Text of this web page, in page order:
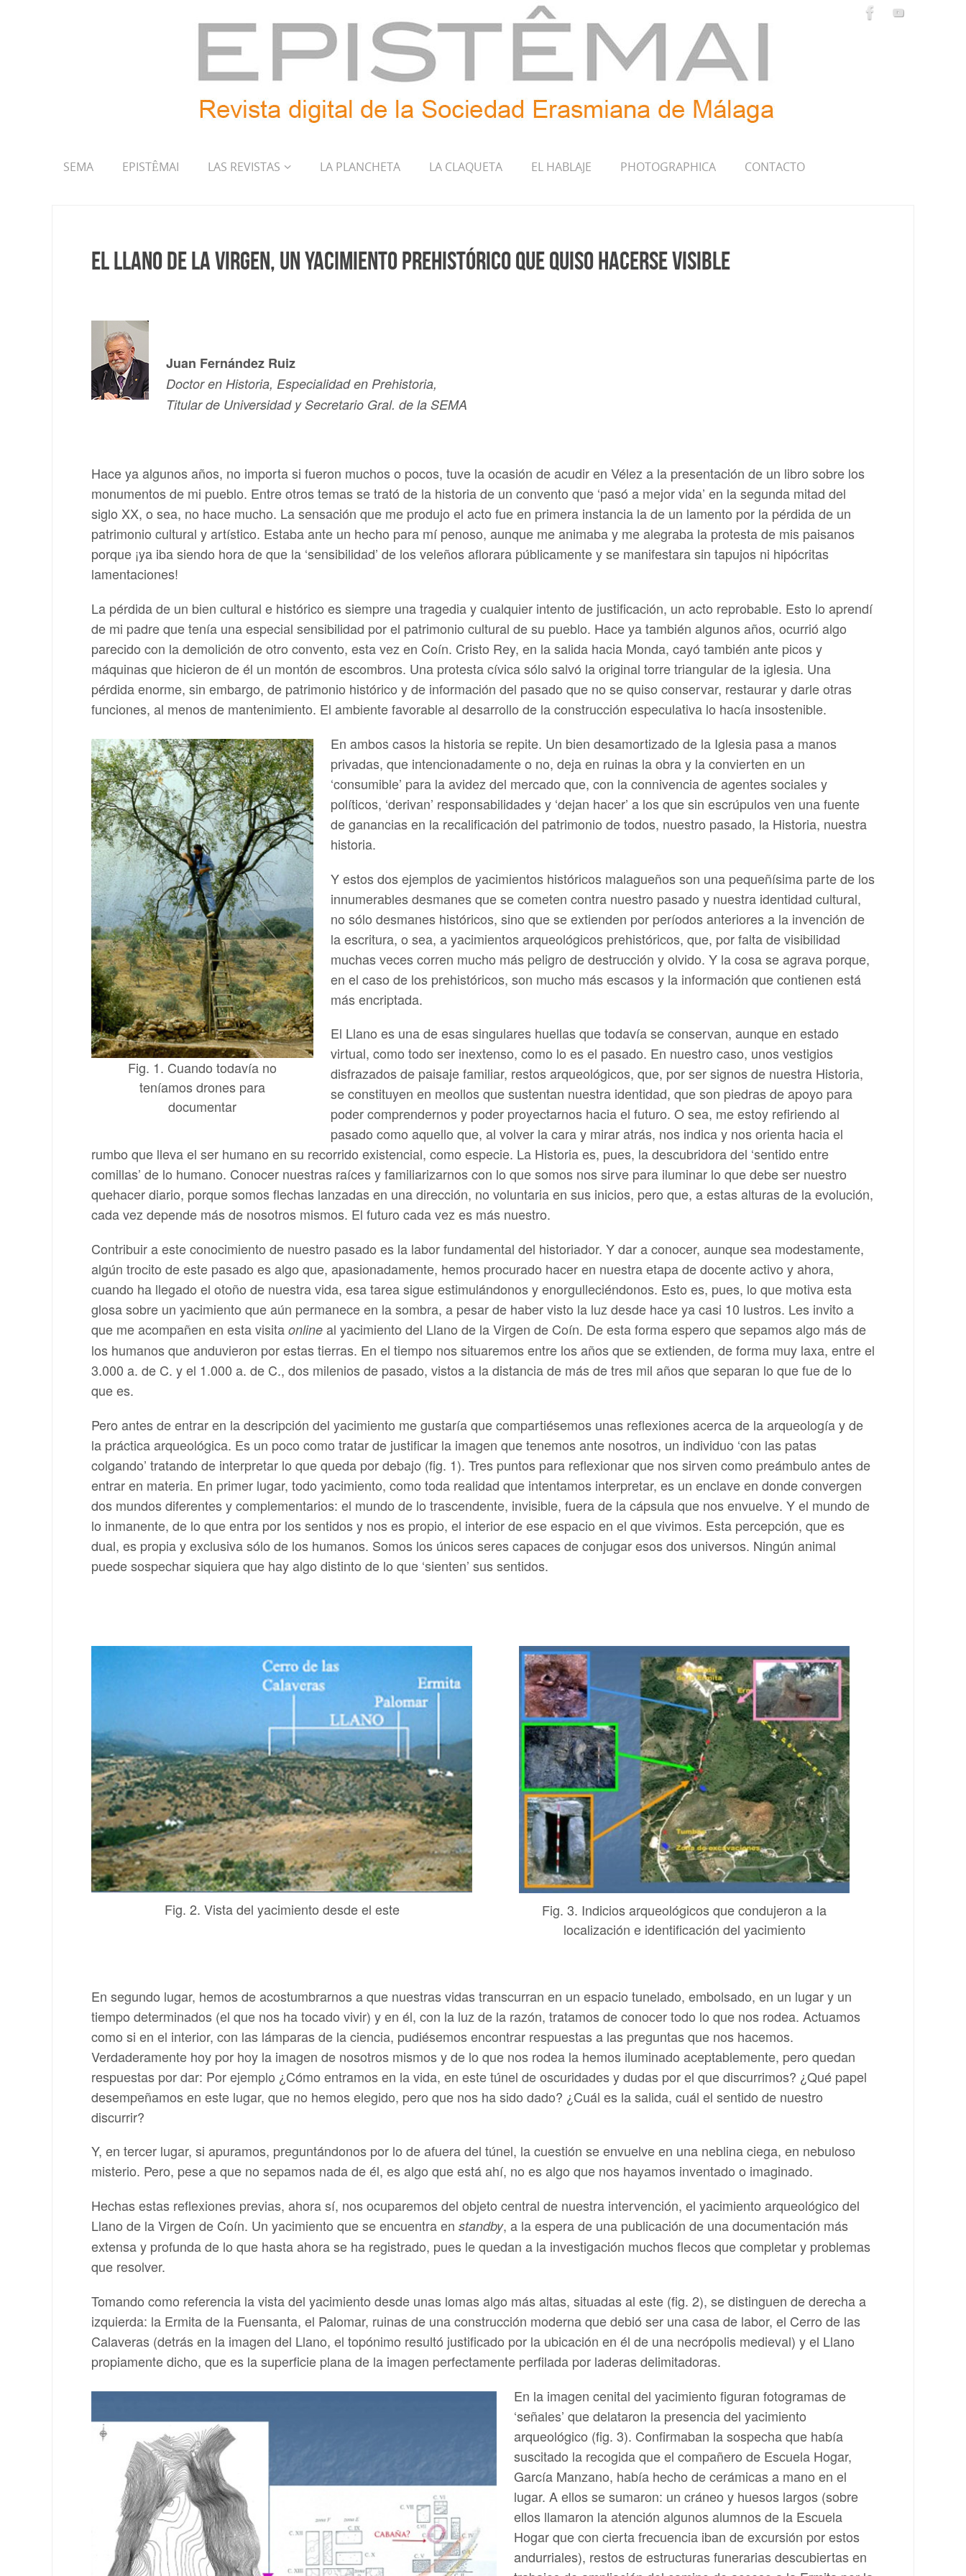
SEMA EPISTÊMAI LAS REVISTAS LA PLANCHETA LA CLAQUETA EL HABLAJE PHOTOGRAPHICA CONTACTO
El Llano de la Virgen, un yacimiento prehistórico que quiso hacerse visible
Juan Fernández Ruiz
Doctor en Historia, Especialidad en Prehistoria,
Titular de Universidad y Secretario Gral. de la SEMA
Hace ya algunos años, no importa si fueron muchos o pocos, tuve la ocasión de acudir en Vélez a la presentación de un libro sobre los
monumentos de mi pueblo. Entre otros temas se trató de la historia de un convento que ‘pasó a mejor vida’ en la segunda mitad del
siglo XX, o sea, no hace mucho. La sensación que me produjo el acto fue en primera instancia la de un lamento por la pérdida de un
patrimonio cultural y artístico. Estaba ante un hecho para mí penoso, aunque me animaba y me alegraba la protesta de mis paisanos
porque ¡ya iba siendo hora de que la ‘sensibilidad’ de los veleños aflorara públicamente y se manifestara sin tapujos ni hipócritas
lamentaciones!
La pérdida de un bien cultural e histórico es siempre una tragedia y cualquier intento de justificación, un acto reprobable. Esto lo aprendí
de mi padre que tenía una especial sensibilidad por el patrimonio cultural de su pueblo. Hace ya también algunos años, ocurrió algo
parecido con la demolición de otro convento, esta vez en Coín. Cristo Rey, en la salida hacia Monda, cayó también ante picos y
máquinas que hicieron de él un montón de escombros. Una protesta cívica sólo salvó la original torre triangular de la iglesia. Una
pérdida enorme, sin embargo, de patrimonio histórico y de información del pasado que no se quiso conservar, restaurar y darle otras
funciones, al menos de mantenimiento. El ambiente favorable al desarrollo de la construcción especulativa lo hacía insostenible.
Fig. 1. Cuando todavía no
teníamos drones para
documentar
En ambos casos la historia se repite. Un bien desamortizado de la Iglesia pasa a manos
privadas, que intencionadamente o no, deja en ruinas la obra y la convierten en un
‘consumible’ para la avidez del mercado que, con la connivencia de agentes sociales y
políticos, ‘derivan’ responsabilidades y ‘dejan hacer’ a los que sin escrúpulos ven una fuente
de ganancias en la recalificación del patrimonio de todos, nuestro pasado, la Historia, nuestra
historia.
Y estos dos ejemplos de yacimientos históricos malagueños son una pequeñísima parte de los
innumerables desmanes que se cometen contra nuestro pasado y nuestra identidad cultural,
no sólo desmanes históricos, sino que se extienden por períodos anteriores a la invención de
la escritura, o sea, a yacimientos arqueológicos prehistóricos, que, por falta de visibilidad
muchas veces corren mucho más peligro de destrucción y olvido. Y la cosa se agrava porque,
en el caso de los prehistóricos, son mucho más escasos y la información que contienen está
más encriptada.
El Llano es una de esas singulares huellas que todavía se conservan, aunque en estado
virtual, como todo ser inextenso, como lo es el pasado. En nuestro caso, unos vestigios
disfrazados de paisaje familiar, restos arqueológicos, que, por ser signos de nuestra Historia,
se constituyen en meollos que sustentan nuestra identidad, que son piedras de apoyo para
poder comprendernos y poder proyectarnos hacia el futuro. O sea, me estoy refiriendo al
pasado como aquello que, al volver la cara y mirar atrás, nos indica y nos orienta hacia el
rumbo que lleva el ser humano en su recorrido existencial, como especie. La Historia es, pues, la descubridora del ‘sentido entre
comillas’ de lo humano. Conocer nuestras raíces y familiarizarnos con lo que somos nos sirve para iluminar lo que debe ser nuestro
quehacer diario, porque somos flechas lanzadas en una dirección, no voluntaria en sus inicios, pero que, a estas alturas de la evolución,
cada vez depende más de nosotros mismos. El futuro cada vez es más nuestro.
Contribuir a este conocimiento de nuestro pasado es la labor fundamental del historiador. Y dar a conocer, aunque sea modestamente,
algún trocito de este pasado es algo que, apasionadamente, hemos procurado hacer en nuestra etapa de docente activo y ahora,
cuando ha llegado el otoño de nuestra vida, esa tarea sigue estimulándonos y enorgulleciéndonos. Esto es, pues, lo que motiva esta
glosa sobre un yacimiento que aún permanece en la sombra, a pesar de haber visto la luz desde hace ya casi 10 lustros. Les invito a
que me acompañen en esta visita online al yacimiento del Llano de la Virgen de Coín. De esta forma espero que sepamos algo más de
los humanos que anduvieron por estas tierras. En el tiempo nos situaremos entre los años que se extienden, de forma muy laxa, entre el
3.000 a. de C. y el 1.000 a. de C., dos milenios de pasado, vistos a la distancia de más de tres mil años que separan lo que fue de lo
que es.
Pero antes de entrar en la descripción del yacimiento me gustaría que compartiésemos unas reflexiones acerca de la arqueología y de
la práctica arqueológica. Es un poco como tratar de justificar la imagen que tenemos ante nosotros, un individuo ‘con las patas
colgando’ tratando de interpretar lo que queda por debajo (fig. 1). Tres puntos para reflexionar que nos sirven como preámbulo antes de
entrar en materia. En primer lugar, todo yacimiento, como toda realidad que intentamos interpretar, es un enclave en donde convergen
dos mundos diferentes y complementarios: el mundo de lo trascendente, invisible, fuera de la cápsula que nos envuelve. Y el mundo de
lo inmanente, de lo que entra por los sentidos y nos es propio, el interior de ese espacio en el que vivimos. Esta percepción, que es
dual, es propia y exclusiva sólo de los humanos. Somos los únicos seres capaces de conjugar esos dos universos. Ningún animal
puede sospechar siquiera que hay algo distinto de lo que ‘sienten’ sus sentidos.
Fig. 2. Vista del yacimiento desde el este
Fig. 3. Indicios arqueológicos que condujeron a la
localización e identificación del yacimiento
En segundo lugar, hemos de acostumbrarnos a que nuestras vidas transcurran en un espacio tunelado, embolsado, en un lugar y un
tiempo determinados (el que nos ha tocado vivir) y en él, con la luz de la razón, tratamos de conocer todo lo que nos rodea. Actuamos
como si en el interior, con las lámparas de la ciencia, pudiésemos encontrar respuestas a las preguntas que nos hacemos.
Verdaderamente hoy por hoy la imagen de nosotros mismos y de lo que nos rodea la hemos iluminado aceptablemente, pero quedan
respuestas por dar: Por ejemplo ¿Cómo entramos en la vida, en este túnel de oscuridades y dudas por el que discurrimos? ¿Qué papel
desempeñamos en este lugar, que no hemos elegido, pero que nos ha sido dado? ¿Cuál es la salida, cuál el sentido de nuestro
discurrir?
Y, en tercer lugar, si apuramos, preguntándonos por lo de afuera del túnel, la cuestión se envuelve en una neblina ciega, en nebuloso
misterio. Pero, pese a que no sepamos nada de él, es algo que está ahí, no es algo que nos hayamos inventado o imaginado.
Hechas estas reflexiones previas, ahora sí, nos ocuparemos del objeto central de nuestra intervención, el yacimiento arqueológico del
Llano de la Virgen de Coín. Un yacimiento que se encuentra en standby, a la espera de una publicación de una documentación más
extensa y profunda de lo que hasta ahora se ha registrado, pues le quedan a la investigación muchos flecos que completar y problemas
que resolver.
Tomando como referencia la vista del yacimiento desde unas lomas algo más altas, situadas al este (fig. 2), se distinguen de derecha a
izquierda: la Ermita de la Fuensanta, el Palomar, ruinas de una construcción moderna que debió ser una casa de labor, el Cerro de las
Calaveras (detrás en la imagen del Llano, el topónimo resultó justificado por la ubicación en él de una necrópolis medieval) y el Llano
propiamente dicho, que es la superficie plana de la imagen perfectamente perfilada por laderas delimitadoras.
En la imagen cenital del yacimiento figuran fotogramas de
‘señales’ que delataron la presencia del yacimiento
arqueológico (fig. 3). Confirmaban la sospecha que había
suscitado la recogida que el compañero de Escuela Hogar,
García Manzano, había hecho de cerámicas a mano en el
lugar. A ellos se sumaron: un cráneo y huesos largos (sobre
ellos llamaron la atención algunos alumnos de la Escuela
Hogar que con cierta frecuencia iban de excursión por estos
andurriales), restos de estructuras funerarias descubiertas en